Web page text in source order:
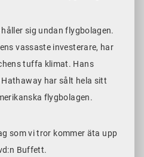
sig undan flygbolagen.
vassaste investerare, har
tuffa klimat. Hans
har sålt hela sitt
flygbolagen.
som vi tror kommer äta upp
Buffett.